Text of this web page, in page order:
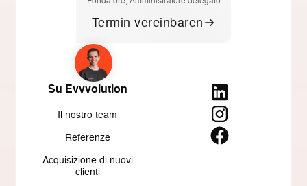
Termin vereinbaren
Su Evvvolution
Il nostro team
Referenze
Acquisizione di nuovi
clienti